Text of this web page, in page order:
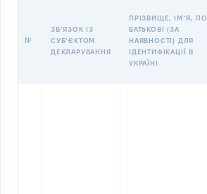
№
ЗВʼЯЗОК ІЗ
СУБʼЄКТОМ
ДЕКЛАРУВАННЯ
ПРІЗВИЩЕ, ІМʼЯ, ПО
БАТЬКОВІ (ЗА
НАЯВНОСТІ) ДЛЯ
ІДЕНТИФІКАЦІЇ В
УКРАЇНІ